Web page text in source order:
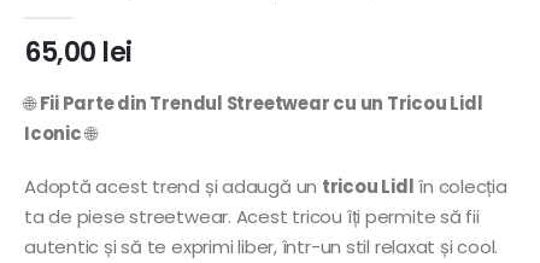
65,00 lei
🌐Fii Parte din Trendul Streetwear cu un Tricou Lidl
Iconic🌐
Adoptă acest trend și adaugă un tricou Lidlîn colecția
ta de piese streetwear. Acest tricou îți permite să fii
autentic și să te exprimi liber, într-un stil relaxat și cool.